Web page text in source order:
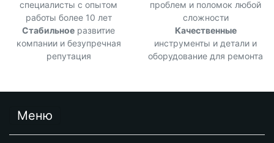
специалисты с опытом
работы более 10 лет
проблем и поломок любой
сложности
Стабильное развитие
компании и безупречная
репутация
Качественные
инструменты и детали и
оборудование для ремонта
Меню